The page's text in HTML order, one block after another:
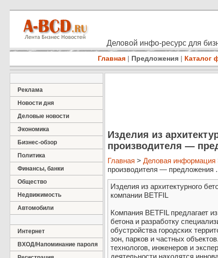
Деловой инфо-ресурс для
Главная | Предложения | Каталог
Реклама
Новости дня
Деловые новости
Экономика
Бизнес-обзор
Политика
Финансы, банки
Общество
Недвижимость
Автомобили
Интернет
ВХОД/Напоминание пароля
Изделия из
производителя —
Главная > Деловая информация
производителя — предложения
Изделия из архитектурного
компании BETFIL
Компания BETFIL предлагает
бетона и разработку
обустройства городских
зон, парков и частных
технологов, инженеров и